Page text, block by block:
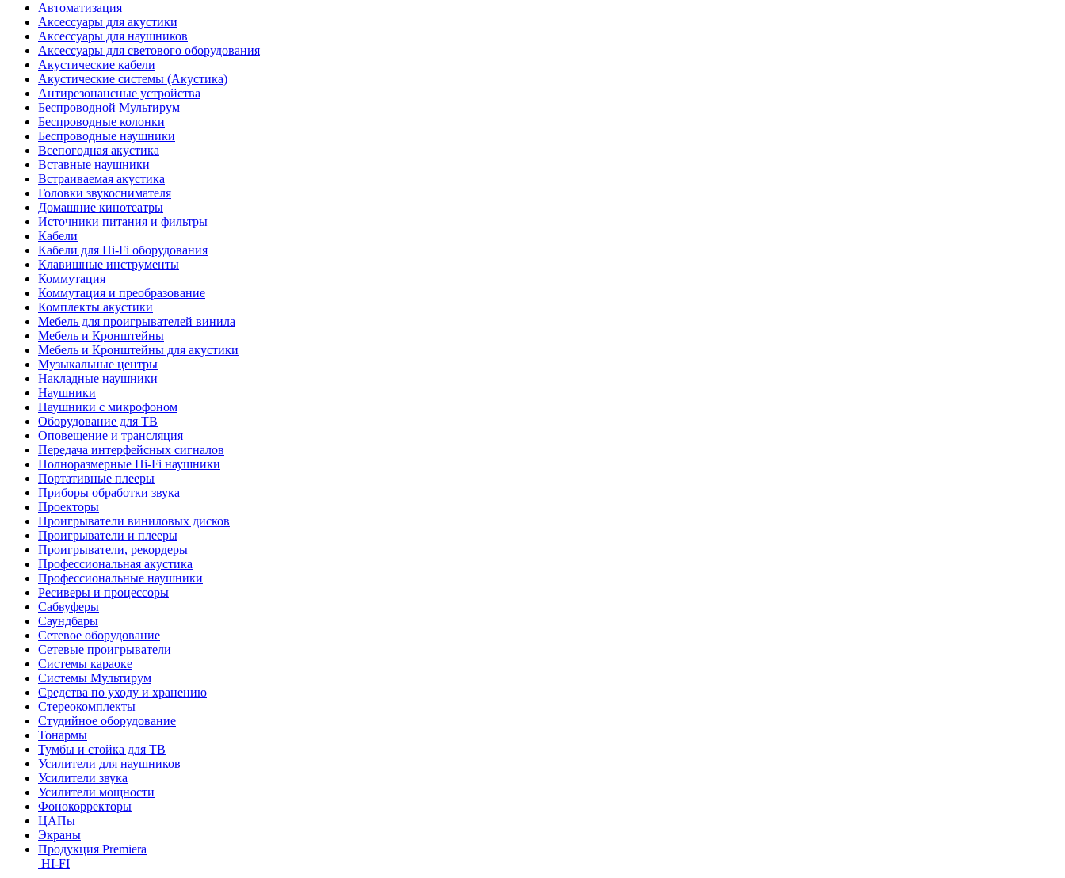
Автоматизация
Аксессуары для акустики
Аксессуары для наушников
Аксессуары для светового оборудования
Акустические кабели
Акустические системы (Акустика)
Антирезонансные устройства
Беспроводной Мультирум
Беспроводные колонки
Беспроводные наушники
Всепогодная акустика
Вставные наушники
Встраиваемая акустика
Головки звукоснимателя
Домашние кинотеатры
Источники питания и фильтры
Кабели
Кабели для Hi-Fi оборудования
Клавишные инструменты
Коммутация
Коммутация и преобразование
Комплекты акустики
Мебель для проигрывателей винила
Мебель и Кронштейны
Мебель и Кронштейны для акустики
Музыкальные центры
Накладные наушники
Наушники
Наушники с микрофоном
Оборудование для ТВ
Оповещение и трансляция
Передача интерфейсных сигналов
Полноразмерные Hi-Fi наушники
Портативные плееры
Приборы обработки звука
Проекторы
Проигрыватели виниловых дисков
Проигрыватели и плееры
Проигрыватели, рекордеры
Профессиональная акустика
Профессиональные наушники
Ресиверы и процессоры
Сабвуферы
Саундбары
Сетевое оборудование
Сетевые проигрыватели
Системы караоке
Системы Мультирум
Средства по уходу и хранению
Стереокомплекты
Студийное оборудование
Тонармы
Тумбы и стойка для ТВ
Усилители для наушников
Усилители звука
Усилители мощности
Фонокорректоры
ЦАПы
Экраны
Продукция Premiera
HI-FI